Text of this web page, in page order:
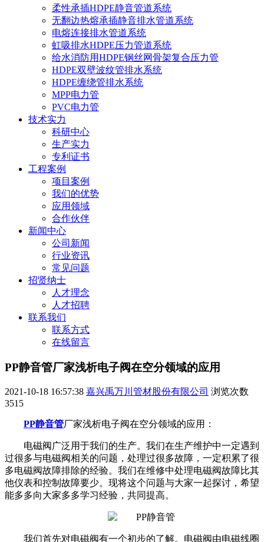
柔性承插HDPE静音管道系统
无翻边热熔承插静音排水管道系统
电熔连接排水管道系统
虹吸排水HDPE压力管道系统
给水消防用HDPE钢丝网骨架复合压力管
HDPE双壁波纹管排水系统
HDPE缠绕管排水系统
MPP电力管
PVC电力管
技术实力
科研中心
生产实力
专利证书
工程案例
项目案例
我们的优势
应用领域
合作伙伴
新闻中心
公司新闻
行业资讯
常见问题
招贤纳士
人才理念
人才招聘
联系我们
联系方式
在线留言
PP静音管厂家浅析电子阀在空分领域的应用
2021-10-18 16:57:38 嘉兴禹万川管材股份有限公司 浏览次数
3515
PP静音管厂家浅析电子阀在空分领域的应用：
电磁阀广泛用于我们的生产。我们在生产维护中一定遇到
过很多与电磁阀相关的问题，处理过很多故障，一定积累了很
多电磁阀故障排除的经验。我们在维修中处理电磁阀故障比其
他仪表和控制故障要少。现将这个问题与大家一起探讨，希望
能多多向大家多多学习经验，共同提高。
我们首先对电磁阀有一个初步的了解。电磁阀由电磁线圈